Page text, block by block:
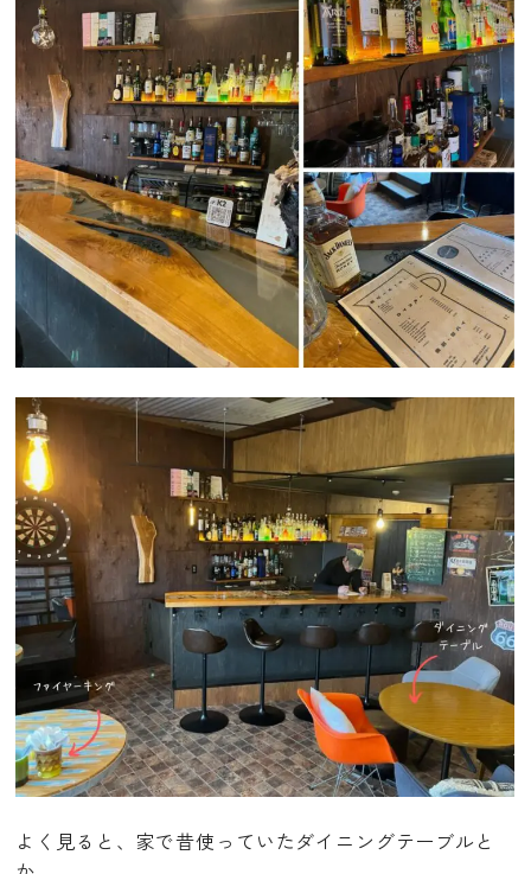
よく見ると、家で昔使っていたダイニングテーブルと